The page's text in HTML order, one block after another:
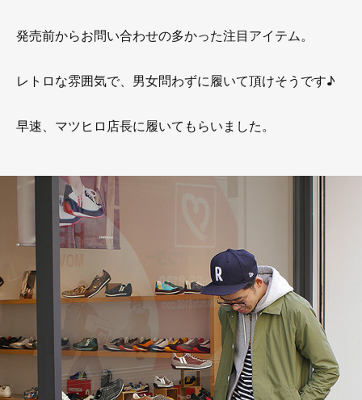
発売前からお問い合わせの多かった注目アイテム。
レトロな雰囲気で、男女問わずに履いて頂けそうです♪
早速、マツヒロ店長に履いてもらいました。